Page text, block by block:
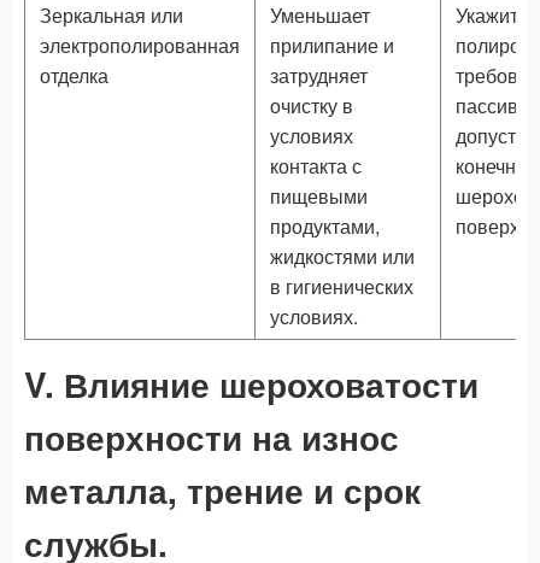
Зеркальная или
электрополированная
отделка
Уменьшает
прилипание и
затрудняет
очистку в
условиях
контакта с
пищевыми
продуктами,
жидкостями или
в гигиенических
условиях.
Укажите
конечную
V. Влияние шероховатости
поверхности на износ
металла, трение и срок
службы.